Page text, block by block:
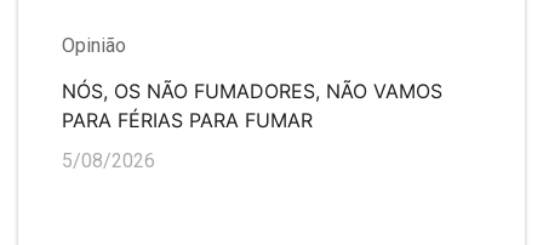
Opinião
NÓS, OS NÃO FUMADORES, NÃO VAMOS
PARA FÉRIAS PARA FUMAR
5/08/2026